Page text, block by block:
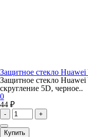
Защитное стекло
Защитное стекло
скругление 5D, черное..
0
44 ₽
- +
Купить